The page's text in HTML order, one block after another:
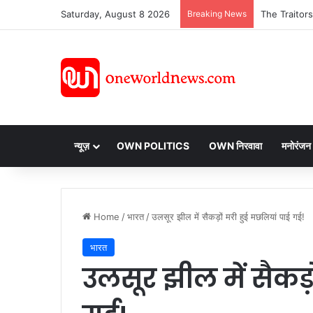
Saturday, August 8 2026 Breaking News
न्यूज़ OWN POLITICS OWN निरवावा मनोरंजन
Home /भारत /उलसूर झील में सैकड़ों मरी हुई मछलियां पाई गई!
भारत
उलसूर झील में